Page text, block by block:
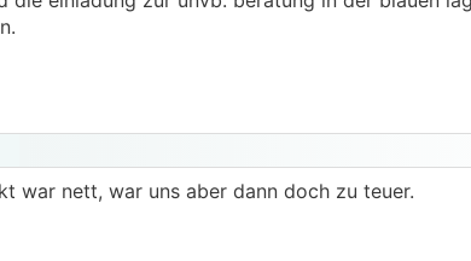
war nett, war uns aber dann doch zu teuer.